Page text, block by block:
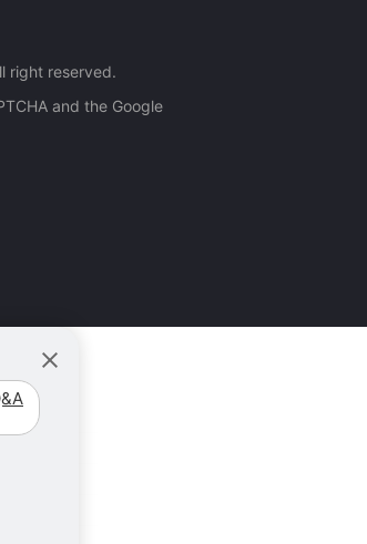
right reserved.
and the Google